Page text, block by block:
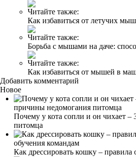
Читайте также:
Как избавиться от летучих
Читайте также:
Борьба с мышами на даче:
Читайте также:
Как избавиться от мышей в
Добавить комментарий
Новое
Почему у кота сопли и он чихает
питомца
Как дрессировать кошку – правила